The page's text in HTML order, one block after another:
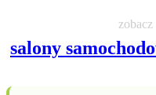
salony